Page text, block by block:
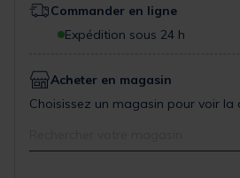
Commander en ligne
Expédition sous 24 h
Acheter en magasin
Choisissez un magasin pour voir la